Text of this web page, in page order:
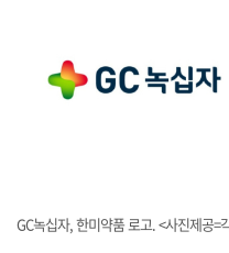
GC녹십자, 한미약품 로고. <사진제공=